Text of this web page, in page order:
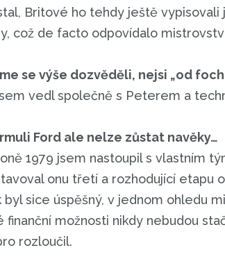
Britové ho tehdy ještě
což de facto odpovídalo
se výše dozvěděli, nejsi „od
vedl společně s Peterem a
Ford ale nelze zůstat navěky…
1979 jsem nastoupil s vlastním
onu třetí a rozhodující etapu
byl sice úspěšný, v jednom ohledu
finanční možnosti nikdy nebudou
rozloučil.